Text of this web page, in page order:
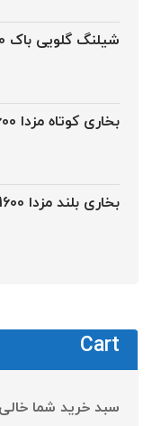
شیلنگ گلویی باک 1600
بخاری کوتاه مزدا 1600
بخاری بلند مزدا 1600
Cart
سبد خرید شما